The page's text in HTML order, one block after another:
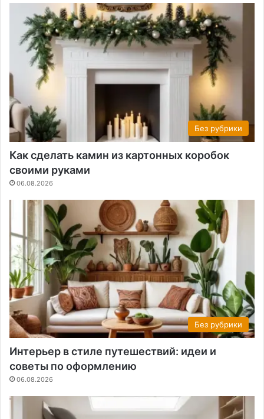
Без рубрики
Как сделать камин из картонных коробок
своими руками
06.08.2026
Без рубрики
Интерьер в стиле путешествий: идеи и
советы по оформлению
06.08.2026